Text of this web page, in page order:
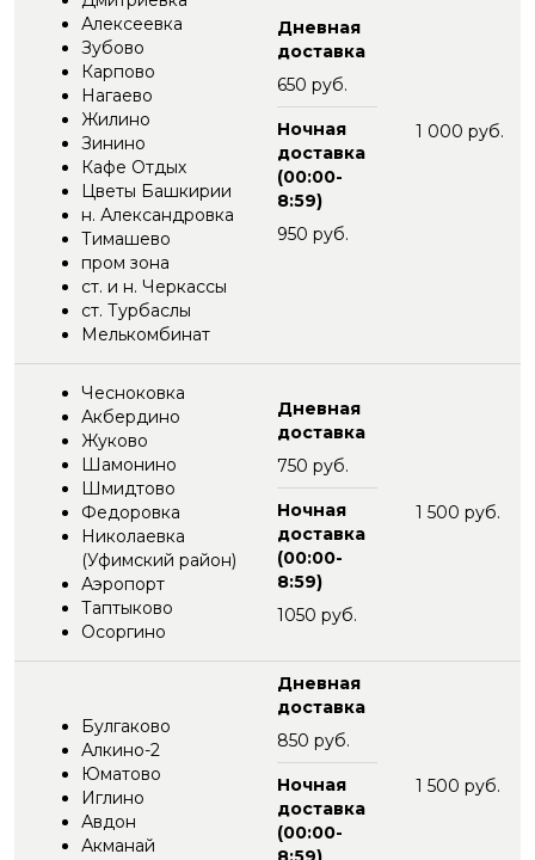
Алексеевка
Зубово
Карпово
Нагаево
Жилино
Зинино
Кафе Отдых
Цветы Башкирии
н. Александровка
Тимашево
пром зона
ст. и н. Черкассы
ст. Турбаслы
Мелькомбинат
Дневная
доставка
650 руб.
Ночная
доставка
(00:00-
8:59)
950 руб.
1 000 руб.
Чесноковка
Акбердино
Жуково
Шамонино
Шмидтово
Федоровка
Николаевка
(Уфимский район)
Аэропорт
Таптыково
Осоргино
Дневная
доставка
750 руб.
Ночная
доставка
(00:00-
8:59)
1050 руб.
1 500 руб.
Булгаково
Алкино-2
Юматово
Иглино
Авдон
Акманай
Дневная
доставка
850 руб.
Ночная
доставка
(00:00-
1 500 руб.